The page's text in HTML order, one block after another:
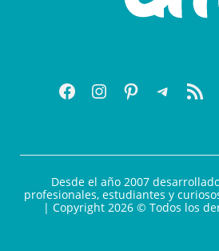
Desde el año 2007
profesionales, estudiantes y
| Copyright 2026 © Todos los